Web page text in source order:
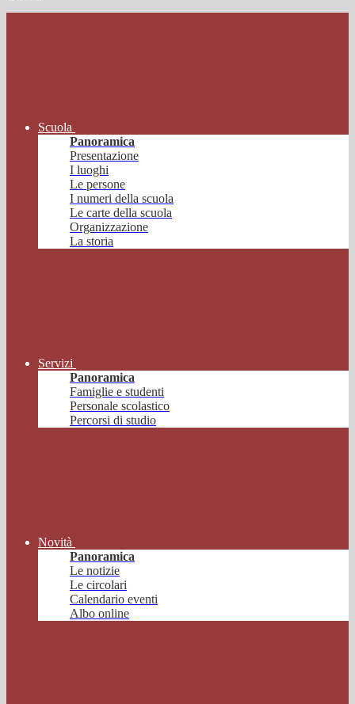
Scuola
Panoramica
Presentazione
I luoghi
Le persone
I numeri della scuola
Le carte della scuola
Organizzazione
La storia
Servizi
Panoramica
Famiglie e studenti
Personale scolastico
Percorsi di studio
Novità
Panoramica
Le notizie
Le circolari
Calendario eventi
Albo online